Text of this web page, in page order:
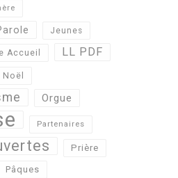
Jeunes
Accueil LL PDF
Noël
Orgue
Partenaires
Prière
Pâques